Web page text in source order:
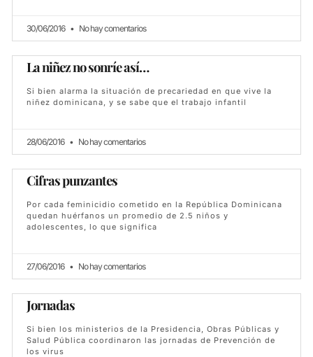
30/06/2016 No hay comentarios
La niñez no sonríe así…
Si bien alarma la situación de precariedad en que vive la
niñez dominicana, y se sabe que el trabajo infantil
28/06/2016 No hay comentarios
Cifras punzantes
Por cada feminicidio cometido en la República Dominicana
quedan huérfanos un promedio de 2.5 niños y
adolescentes, lo que significa
27/06/2016 No hay comentarios
Jornadas
Si bien los ministerios de la Presidencia, Obras Públicas y
Salud Pública coordinaron las jornadas de Prevención de
los virus